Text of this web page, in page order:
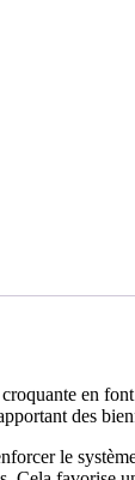
en
des
le